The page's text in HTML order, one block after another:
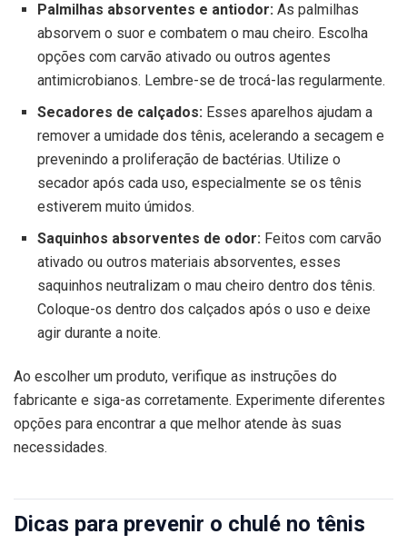
Palmilhas absorventes e antiodor:As palmilhas
absorvem o suor e combatem o mau cheiro. Escolha
opções com carvão ativado ou outros agentes
antimicrobianos. Lembre-se de trocá-las regularmente.
Secadores de calçados:Esses aparelhos ajudam a
remover a umidade dos tênis, acelerando a secagem e
prevenindo a proliferação de bactérias. Utilize o
secador após cada uso, especialmente se os tênis
estiverem muito úmidos.
Saquinhos absorventes de odor: Feitos com carvão
ativado ou outros materiais absorventes, esses
saquinhos neutralizam o mau cheiro dentro dos tênis.
Coloque-os dentro dos calçados após o uso e deixe
agir durante a noite.
Ao escolher um produto, verifique as instruções do
fabricante e siga-as corretamente. Experimente diferentes
opções para encontrar a que melhor atende às suas
necessidades.
Dicas para prevenir o chulé no tênis